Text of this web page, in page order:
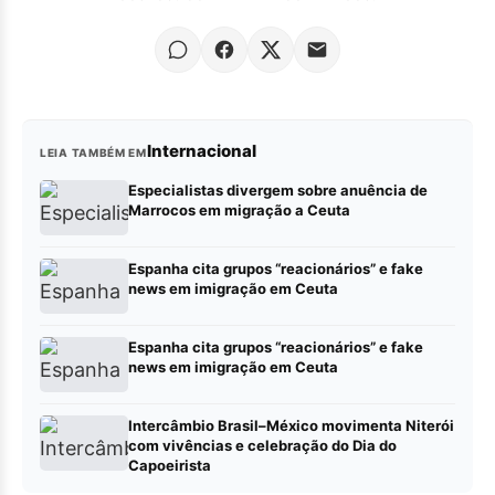
LEIA TAMBÉM EMInternacional
Especialistas divergem sobre anuência de
Marrocos em migração a Ceuta
Espanha cita grupos “reacionários” e fake
news em imigração em Ceuta
Espanha cita grupos “reacionários” e fake
news em imigração em Ceuta
Intercâmbio Brasil–México movimenta Niterói
com vivências e celebração do Dia do
Capoeirista